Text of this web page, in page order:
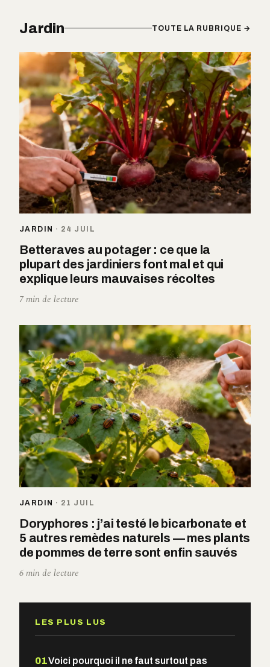
Jardin TOUTE LA RUBRIQUE →
JARDIN · 24 JUIL
Betteraves au potager : ce que la
plupart des jardiniers font mal et qui
explique leurs mauvaises récoltes
7 min de lecture
JARDIN · 21 JUIL
Doryphores : j’ai testé le bicarbonate et
5 autres remèdes naturels — mes plants
de pommes de terre sont enfin sauvés
6 min de lecture
LES PLUS LUS
01Voici pourquoi il ne faut surtout pas